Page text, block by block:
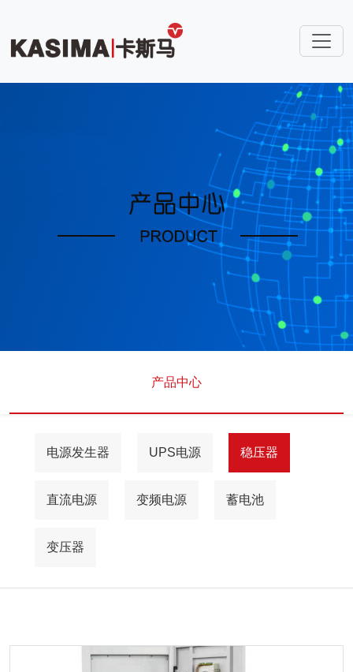
产品中心
电源发生器 UPS电源 稳压器
直流电源 变频电源 蓄电池
变压器